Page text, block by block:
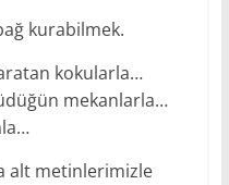
kurabilmek.
kokularla…
mekanlarla…
alt metinlerimizle